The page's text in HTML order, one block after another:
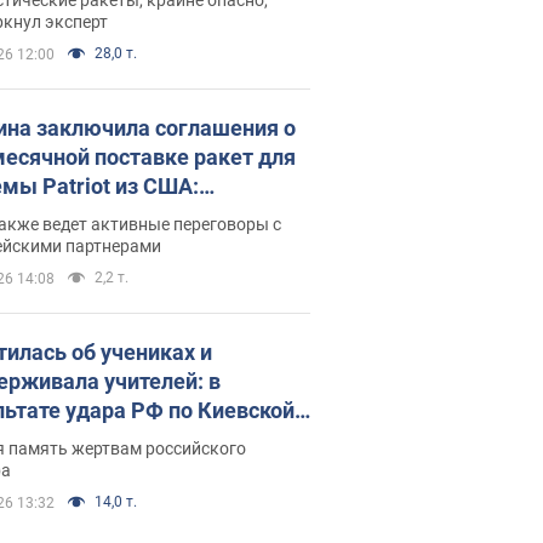
эксперт
12:00 28,0 т.
заключила соглашения о
поставке ракет для
Patriot из США:
раскрыл подробности
ведет активные переговоры с
партнерами
14:08 2,2 т.
об учениках и
учителей: в
удара РФ по Киевской
погибли директор
лицея, её муж и внук
память жертвам российского
13:32 14,0 т.